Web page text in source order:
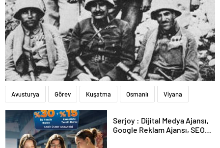
Avusturya Görev Kuşatma Osmanlı Viyana
Serjoy : Dijital Medya Ajansı,
Google Reklam Ajansı, SEO